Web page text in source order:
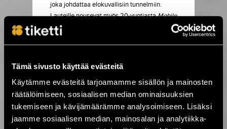
Tämä sivusto käyttää evästeitä
Käytämme evästeitä tarjoamamme sisällön ja mainosten
räätälöimiseen, sosiaalisen median ominaisuuksien
tukemiseen ja kävijämäärämme analysoimiseen. Lisäksi
jaamme sosiaalisen median, mainosalan ja analytiikka-
joka johdattaa elokuvallisiin tunnelmiin.
Lauteille nousevat myös 20-vuotiastaMobile
Babylon
Jumpers
Rockin konkareita ja uusia teemayökerhoja
nähdään laaja valikoima muita keikkoja.
Pop-kansaa hemmottelevatpehmoainon
lisäksi UMK-voittajaPete Parkkonenja
Leavings-OrkesterisolistinaanTimo